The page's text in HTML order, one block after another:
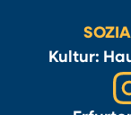
Kultur: